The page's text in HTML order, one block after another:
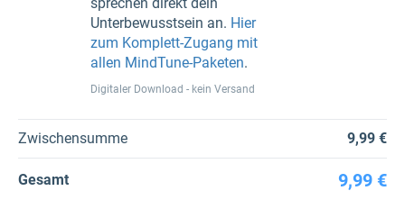
Unterbewusstsein an. Hier
zum Komplett-Zugang mit
allen MindTune-Paketen.
Digitaler Download - kein Versand
Zwischensumme 9,99 €
Gesamt 9,99 €